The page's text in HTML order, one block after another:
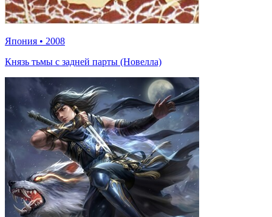
Япония • 2008
Князь тьмы с задней парты (Новелла)